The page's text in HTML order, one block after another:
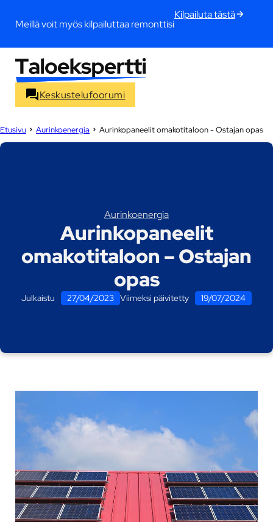
Meillä voit myös kilpailuttaa remonttisi
Kilpailuta tästä
Keskustelufoorumi
Etusivu Aurinkoenergia Aurinkopaneelit omakotitaloon - Ostajan opas
Aurinkoenergia
Aurinkopaneelit
omakotitaloon – Ostajan
opas
Julkaistu 27/04/2023 Viimeksi päivitetty 19/07/2024